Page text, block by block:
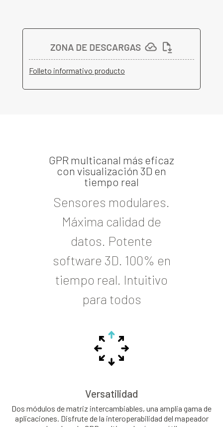
Folleto informativo producto
GPR multicanal más eficaz
con visualización 3D en
tiempo real
Sensores modulares.
Máxima calidad de
datos. Potente
software 3D. 100% en
tiempo real. Intuitivo
para todos
Versatilidad
Dos módulos de matriz intercambiables, una amplia gama de
aplicaciones. Disfrute de la interoperabilidad del mapeador